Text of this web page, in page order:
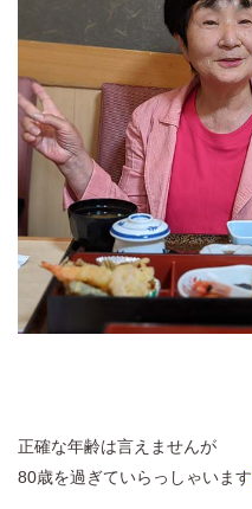
正確な年齢は言えませんが
80歳を過ぎていらっしゃいます